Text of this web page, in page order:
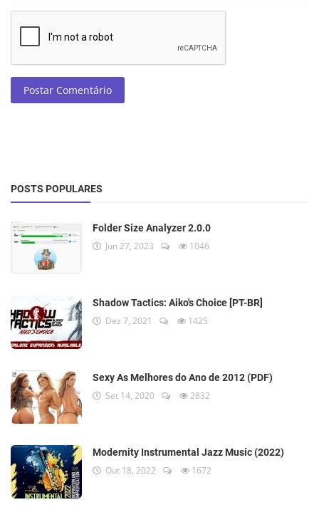
Postar Comentário
POSTS POPULARES
Folder Size Analyzer 2.0.0
Jun 27, 2023 1046
Shadow Tactics: Aiko's Choice [PT-BR]
Dez 7, 2021 1425
Sexy As Melhores do Ano de 2012 (PDF)
Set 14, 2020 2832
Modernity Instrumental Jazz Music (2022)
Out 18, 2022 1672